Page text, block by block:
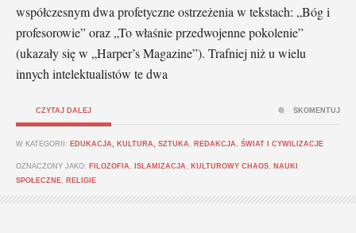
współczesnym dwa profetyczne ostrzeżenia w tekstach: „Bóg i
profesorowie” oraz „To właśnie przedwojenne pokolenie”
(ukazały się w „Harper’s Magazine”). Trafniej niż u wielu
innych intelektualistów te dwa
CZYTAJ DALEJ
W KATEGORII: EDUKACJA, KULTURA, SZTUKA REDAKCJA ŚWIAT I CYWILIZACJE
OZNACZONY JAKO: FILOZOFIA ISLAMIZACJA KULTUROWY CHAOS
NAUKI
SPOŁECZNE
RELIGIE
SKOMENTUJ